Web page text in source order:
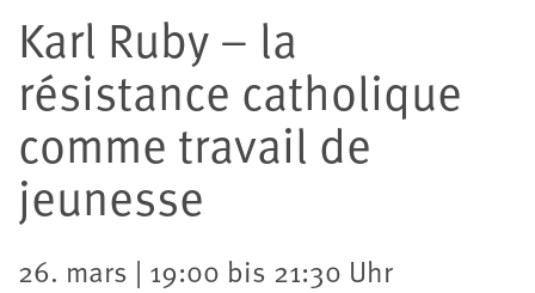
Karl Ruby – la
résistance catholique
comme travail de
jeunesse
26. mars | 19:00 bis 21:30 Uhr